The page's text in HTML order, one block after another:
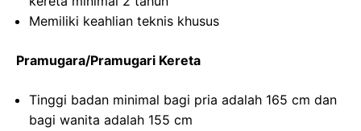
Memiliki keahlian teknis khusus
Pramugara/Pramugari Kereta
Tinggi badan minimal bagi pria adalah 165 cm dan
bagi wanita adalah 155 cm